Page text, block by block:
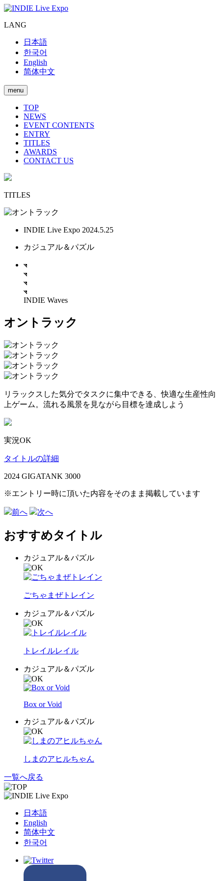
LANG
日本語
한국어
English
简体中文
menu
TOP
NEWS
EVENT CONTENTS
ENTRY
TITLES
AWARDS
CONTACT US
TITLES
INDIE Live Expo 2024.5.25
カジュアル＆パズル
INDIE Waves
オントラック
リラックスした気分でタスクに集中できる、快適な生産性向
上ゲーム。流れる風景を見ながら目標を達成しよう
実況OK
タイトルの詳細
2024 GIGATANK 3000
※エントリー時に頂いた内容をそのまま掲載しています
前へ 次へ
おすすめタイトル
カジュアル＆パズル
ごちゃまぜトレイン
カジュアル＆パズル
トレイルレイル
カジュアル＆パズル
Box or Void
カジュアル＆パズル
しまのアヒルちゃん
一覧へ戻る
日本語
English
简体中文
한국어